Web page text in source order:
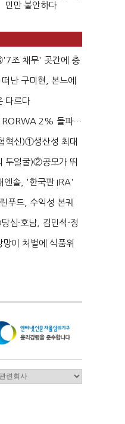
민만 불안하다
조 채무' 곳간에 충
...
난 구미현, 본느에
다르다
RORWA 2% 돌파…
혁신)①생산성 최대
두얼굴)②공모가 뛰
엔솔, '한국판 IRA'
...
푸드, 수익성 본궤
심·호남, 김민석-정
이 처벌에 식품위